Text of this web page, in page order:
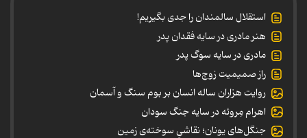
استقلال سالمندان را جدی بگیریم!
هنر مادری در سایه‌ فقدان پدر
مادری در سایه سوگ پدر
راز صمیمیت زوج‌ها
روایت هزاران ساله انسان بر بوم سنگ و آسمان
اهرام مِروئه در سایه جنگ سودان
جنگل‌های یونان؛ نقاشیِ سوخته‌ی زمین